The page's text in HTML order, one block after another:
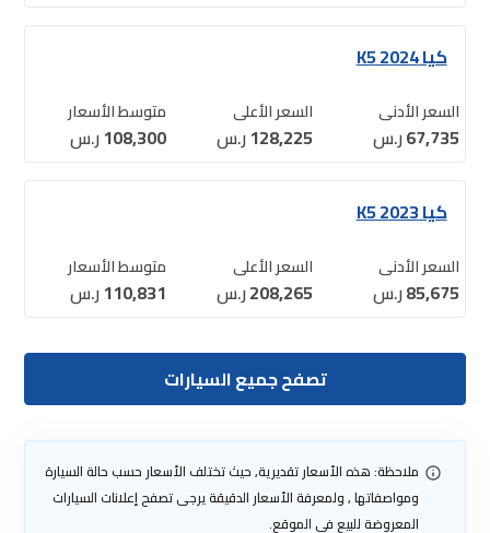
كيا K5 2024
السعر الأدنى
67,735ر.س
السعر الأعلى
128,225ر.س
متوسط الأسعار
108,300ر.س
كيا K5 2023
السعر الأدنى
85,675ر.س
السعر الأعلى
208,265ر.س
متوسط الأسعار
110,831ر.س
تصفح جميع السيارات
ملاحظة: هذه الأسعار تقديرية, حيث تختلف الأسعار حسب حالة السيارة
ومواصفاتها , ولمعرفة الأسعار الدقيقة يرجى تصفح إعلانات السيارات
المعروضة للبيع في الموقع.